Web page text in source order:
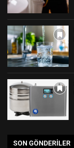
SON GÖNDERILER